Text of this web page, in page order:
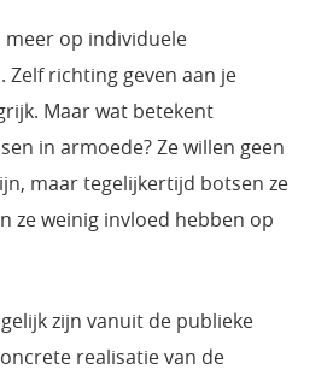
op individuele
richting geven aan je
Maar wat betekent
in armoede? Ze willen geen
maar tegelijkertijd botsen ze
ze weinig invloed hebben op
zijn vanuit de publieke
realisatie van de